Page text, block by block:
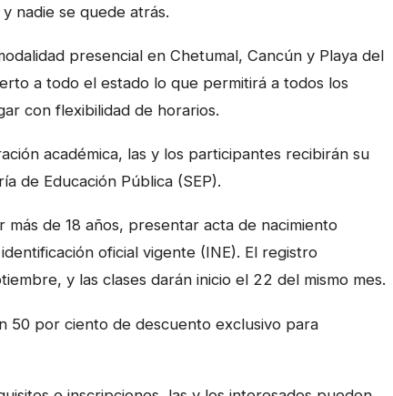
nadie se quede atrás.
presencial en Chetumal, Cancún y Playa del
a todo el estado lo que permitirá a todos los
con flexibilidad de horarios.
académica, las y los participantes recibirán su
de Educación Pública (SEP).
de 18 años, presentar acta de nacimiento
oficial vigente (INE). El registro
y las clases darán inicio el 22 del mismo mes.
50 por ciento de descuento exclusivo para